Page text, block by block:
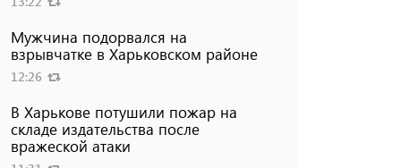
Мужчина подорвался на
взрывчатке в Харьковском районе
12:26
В Харькове потушили пожар на
складе издательства после
вражеской атаки